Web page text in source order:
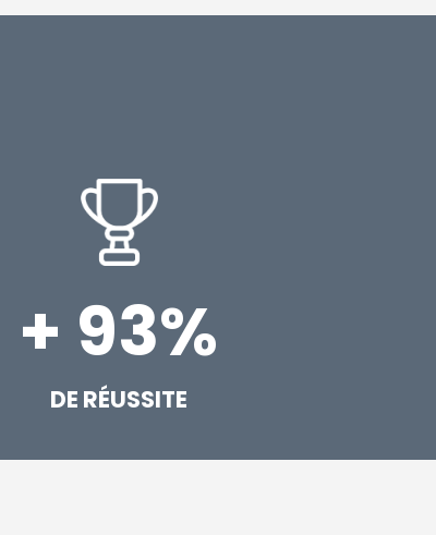
+ 93%
DE RÉUSSITE